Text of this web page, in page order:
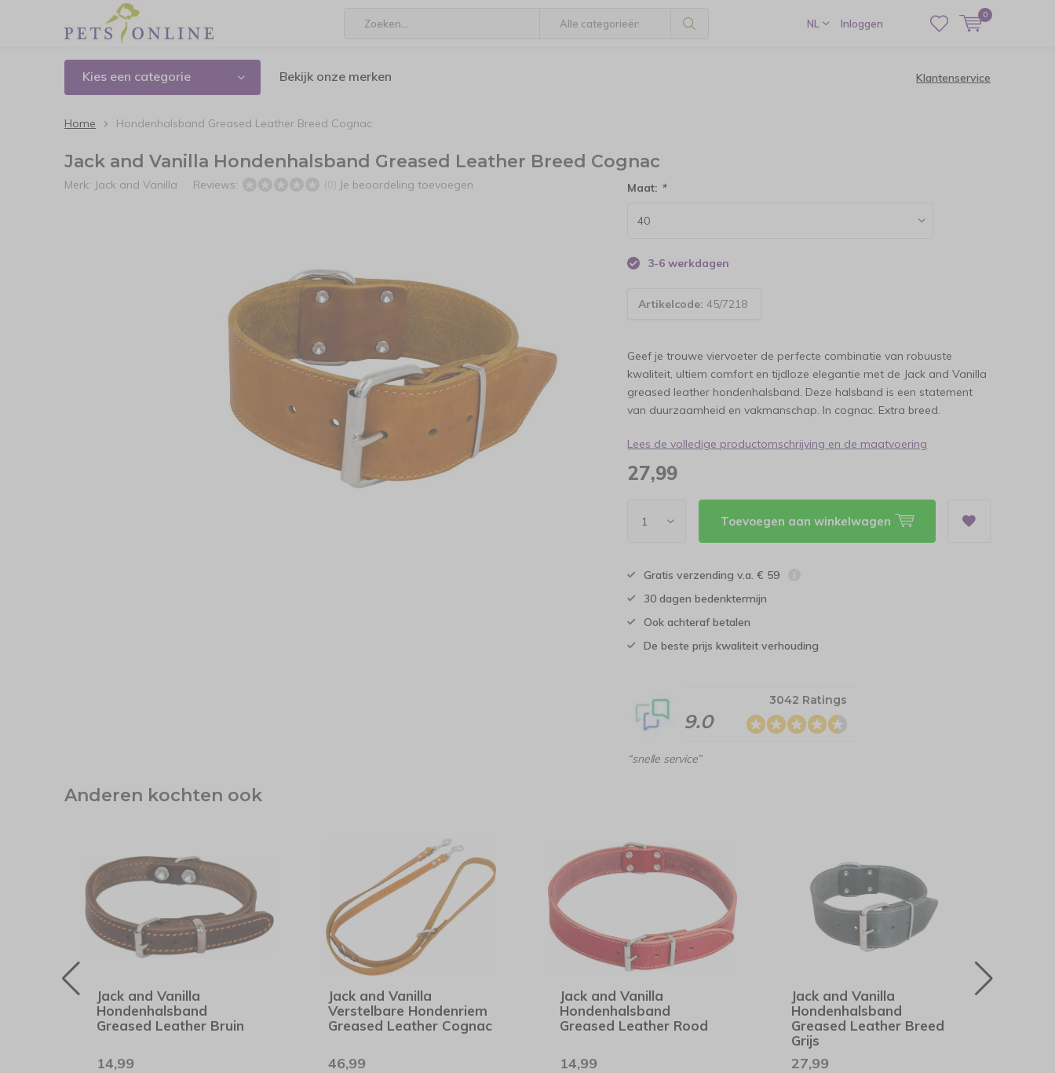
NL Inloggen
0
Kies een categorie Bekijk onze merken Klantenservice
Home Hondenhalsband Greased Leather Breed Cognac
Jack and Vanilla Hondenhalsband Greased Leather Breed Cognac
Merk: Jack and Vanilla Reviews: (0) Je beoordeling toevoegen Maat: *
3-6 werkdagen
Artikelcode: 45/7218
Geef je trouwe viervoeter de perfecte combinatie van robuuste
kwaliteit, ultiem comfort en tijdloze elegantie met de Jack and Vanilla
greased leather hondenhalsband. Deze halsband is een statement
van duurzaamheid en vakmanschap. In cognac. Extra breed.
Lees de volledige productomschrijving en de maatvoering
27,99
Toevoegen aan winkelwagen
Gratis verzending v.a. € 59
30 dagen bedenktermijn
Ook achteraf betalen
De beste prijs kwaliteit verhouding
9.0
3042 Ratings
“snelle service”
Anderen kochten ook
Jack and Vanilla
Hondenhalsband
Greased Leather Bruin
14,99
Jack and Vanilla
Verstelbare Hondenriem
Greased Leather Cognac
46,99
Jack and Vanilla
Hondenhalsband
Greased Leather Rood
14,99
Jack and Vanilla
Hondenhalsband
Greased Leather Breed
Grijs
27,99